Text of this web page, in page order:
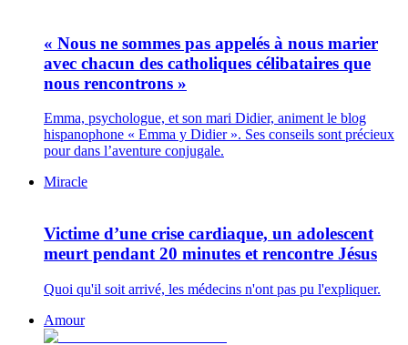
« Nous ne sommes pas appelés à nous marier
avec chacun des catholiques célibataires que
nous rencontrons »
Emma, psychologue, et son mari Didier, animent le blog
hispanophone « Emma y Didier ». Ses conseils sont précieux
pour dans l’aventure conjugale.
Miracle
Victime d’une crise cardiaque, un adolescent
meurt pendant 20 minutes et rencontre Jésus
Quoi qu'il soit arrivé, les médecins n'ont pas pu l'expliquer.
Amour